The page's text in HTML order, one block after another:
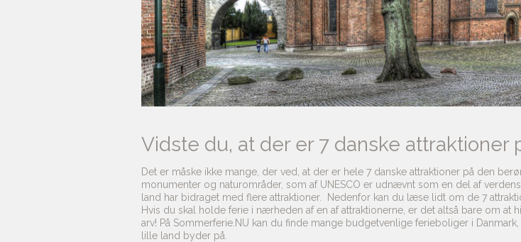
Vidste du, at der er 7 danske attraktioner
Det er måske ikke mange, der ved, at der er hele 7 danske attraktioner på den
monumenter og naturområder, som af UNESCO er udnævnt som en del af
land har bidraget med flere attraktioner. Nedenfor kan du læse lidt om de 7
Hvis du skal holde ferie i nærheden af en af attraktionerne, er det altså bare om
arv! På Sommerferie.NU kan du finde mange budgetvenlige ferieboliger i
lille land byder på.